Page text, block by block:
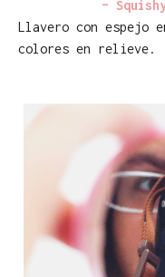
–
Llavero con espejo
colores en relieve.